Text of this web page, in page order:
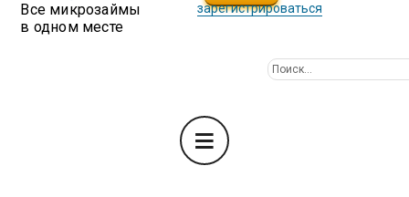
Все микрозаймы
в одном месте
зарегистрироваться